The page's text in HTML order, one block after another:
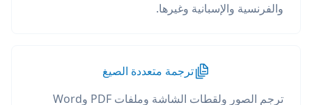
والفرنسية والإسبانية وغيرها.
ترجمة متعددة الصيغ
ترجم الصور ولقطات الشاشة وملفات PDF وWord